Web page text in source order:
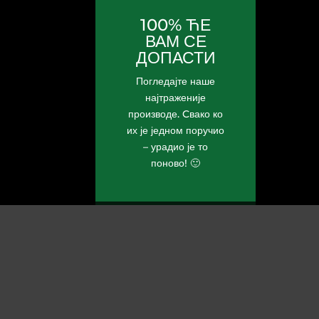
100% ЋЕ
ВАМ СЕ
ДОПАСТИ
Погледајте наше
најтраженије
производе. Cвако ко
их је једном поручио
– урадио је то
поново! 🙂